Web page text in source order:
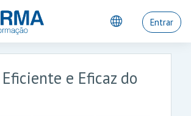
Entrar
e Eficaz do